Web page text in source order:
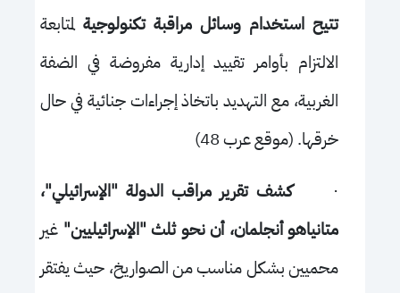
تتيح استخدام وسائل مراقبة تكنولوجيةلمتابعة
الالتزام بأوامر تقييد إدارية مفروضة في الضفة
الغربية، مع التهديد باتخاذ إجراءات جنائية في حال
خرقها. (موقع عرب 48)
·كشف تقرير مراقب الدولة "الإسرائيلي"،
متانياهو أنجلمان، أن نحو ثلث "الإسرائيليين" غير
محميين بشكل مناسب من الصواريخ، حيث يفتقر